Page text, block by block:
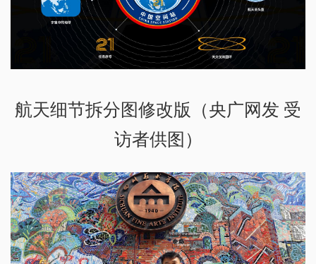
航天细节拆分图修改版（央广网发 受
访者供图）